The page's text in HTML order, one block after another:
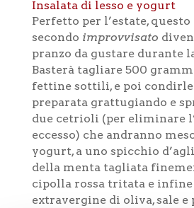
Insalata di lesso e yogurt
Perfetto per l’estate, questo
secondo improvvisato
pranzo da gustare durante
Basterà tagliare 500
fettine sottili, e poi condirle
preparata grattugiando e
due cetrioli (per eliminare
eccesso) che andranno
yogurt, a uno spicchio
della menta tagliata
cipolla rossa tritata e infine
extravergine di oliva, sale e